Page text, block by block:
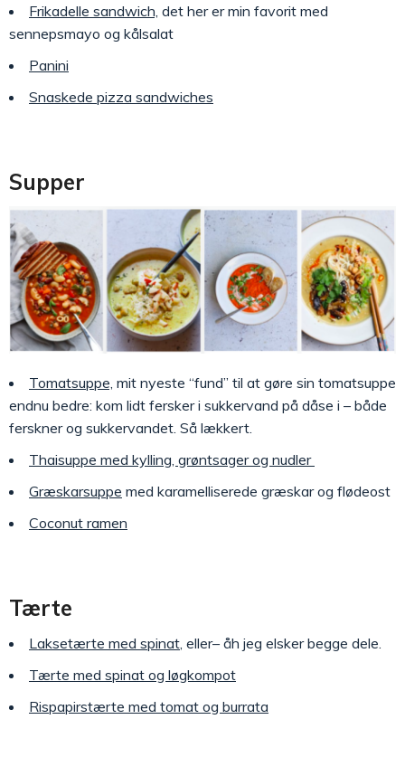
Frikadelle sandwich, det her er min favorit med
sennepsmayo og kålsalat
Panini
Snaskede pizza sandwiches
Supper
Tomatsuppe, mit nyeste “fund” til at gøre sin tomatsuppe
endnu bedre: kom lidt fersker i sukkervand på dåse i – både
ferskner og sukkervandet. Så lækkert.
Thaisuppe med kylling, grøntsager og nudler
Græskarsuppe med karamelliserede græskar og flødeost
Coconut ramen
Tærte
Laksetærte med spinat , eller– åh jeg elsker begge dele.
Tærte med spinat og løgkompot
Rispapirstærte med tomat og burrata